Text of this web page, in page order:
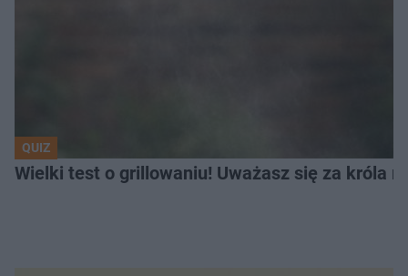
QUIZ
Wielki test o grillowaniu! Uważasz się za króla